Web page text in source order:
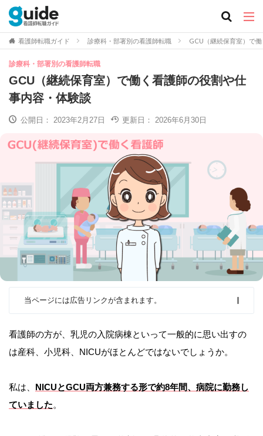
看護師転職ガイド 診療科・部署別の看護師転職 GCU（継続保育室）で
診療科・部署別の看護師転職
GCU（継続保育室）で働く看護師の役割や仕
事内容・体験談
公開日： 2023年2月27日 更新日： 2026年6月30日
当ページには広告リンクが含まれます。
看護師の方が、乳児の入院病棟といって一般的に思い出すの
は産科、小児科、NICUがほとんどではないでしょうか。
私は、 NICUとGCU両方兼務する形で約8年間、病院に勤務し
ていました。